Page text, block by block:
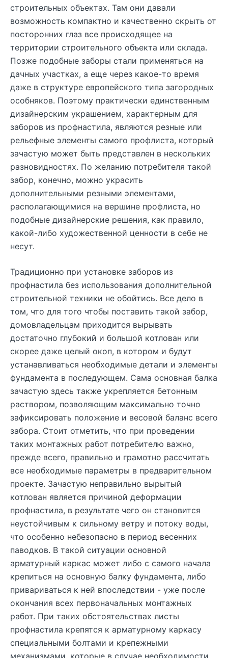
строительных объектах. Там они давали
возможность компактно и качественно скрыть от
посторонних глаз все происходящее на
территории строительного объекта или склада.
Позже подобные заборы стали применяться на
дачных участках, а еще через какое-то время
даже в структуре европейского типа загородных
особняков. Поэтому практически единственным
дизайнерским украшением, характерным для
заборов из профнастила, являются резные или
рельефные элементы самого профлиста, который
зачастую может быть представлен в нескольких
разновидностях. По желанию потребителя такой
забор, конечно, можно украсить
дополнительными резными элементами,
располагающимися на вершине профлиста, но
подобные дизайнерские решения, как правило,
какой-либо художественной ценности в себе не
несут.
Традиционно при установке заборов из
профнастила без использования дополнительной
строительной техники не обойтись. Все дело в
том, что для того чтобы поставить такой забор,
домовладельцам приходится вырывать
достаточно глубокий и большой котлован или
скорее даже целый окоп, в котором и будут
устанавливаться необходимые детали и элементы
фундамента в последующем. Сама основная балка
зачастую здесь также укрепляется бетонным
раствором, позволяющим максимально точно
зафиксировать положение и весовой баланс всего
забора. Стоит отметить, что при проведении
таких монтажных работ потребителю важно,
прежде всего, правильно и грамотно рассчитать
все необходимые параметры в предварительном
проекте. Зачастую неправильно вырытый
котлован является причиной деформации
профнастила, в результате чего он становится
неустойчивым к сильному ветру и потоку воды,
что особенно небезопасно в период весенних
паводков. В такой ситуации основной
арматурный каркас может либо с самого начала
крепиться на основную балку фундамента, либо
привариваться к ней впоследствии - уже после
окончания всех первоначальных монтажных
работ. При таких обстоятельствах листы
профнастила крепятся к арматурному каркасу
специальными болтами и крепежными
механизмами, которые в случае необходимости